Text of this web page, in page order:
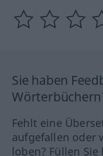
Sie haben
Fehlt eine
aufgefallen oder
loben? Füllen